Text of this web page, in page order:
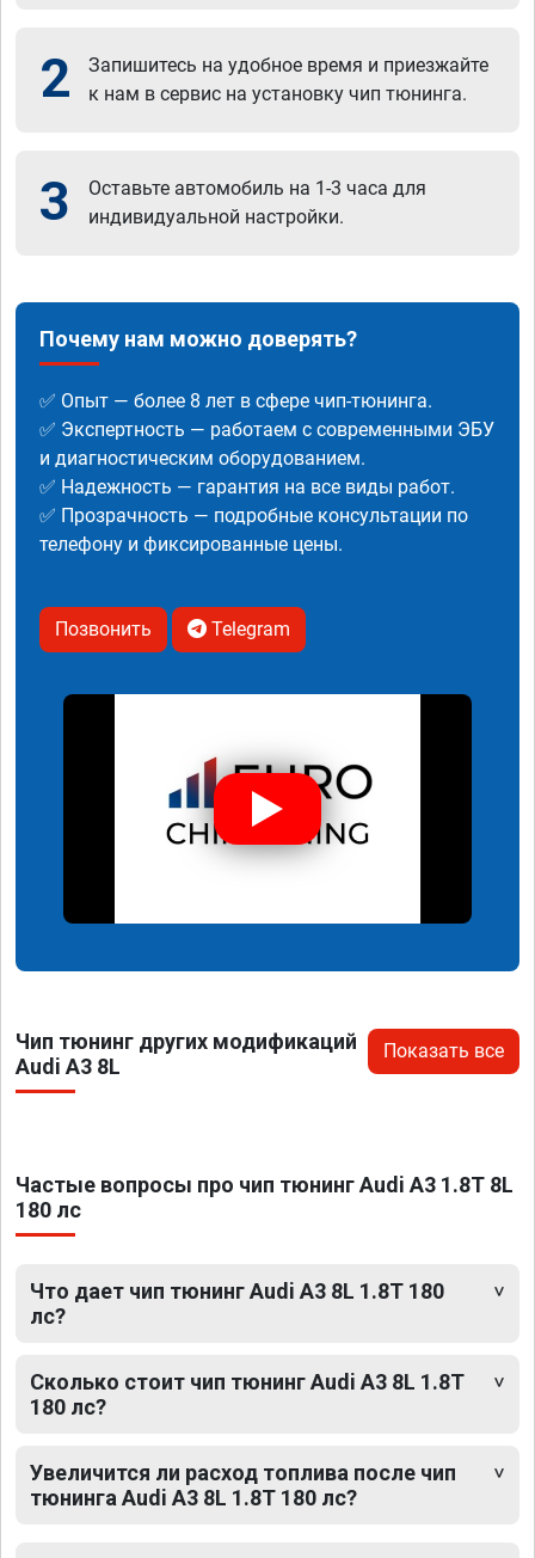
2
Запишитесь на удобное время и приезжайте
к нам в сервис на установку чип тюнинга.
3
Оставьте автомобиль на 1-3 часа для
индивидуальной настройки.
Почему нам можно доверять?
✅ Опыт — более 8 лет в сфере чип-тюнинга.
✅ Экспертность — работаем с современными ЭБУ
и диагностическим оборудованием.
✅ Надежность — гарантия на все виды работ.
✅ Прозрачность — подробные консультации по
телефону и фиксированные цены.
Позвонить Telegram
Чип тюнинг других модификаций
Audi A3 8L
Показать все
Частые вопросы про чип тюнинг Audi A3 1.8T 8L
180 лс
Что дает чип тюнинг Audi A3 8L 1.8T 180
лс?
Сколько стоит чип тюнинг Audi A3 8L 1.8T
180 лс?
Увеличится ли расход топлива после чип
тюнинга Audi A3 8L 1.8T 180 лс?